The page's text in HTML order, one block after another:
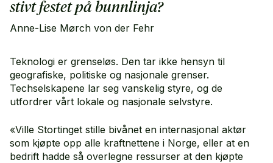
stivt festet på bunnlinja?
Anne-Lise Mørch von der Fehr
Teknologi er grenseløs. Den tar ikke hensyn til
geografiske, politiske og nasjonale grenser.
Techselskapene lar seg vanskelig styre, og de
utfordrer vårt lokale og nasjonale selvstyre.
«Ville Stortinget stille bivånet en internasjonal aktør
som kjøpte opp alle kraftnettene i Norge, eller at en
bedrift hadde så overlegne ressurser at den kjøpte